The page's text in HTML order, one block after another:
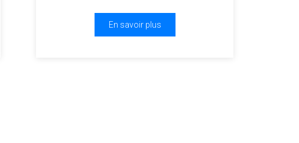
En savoir plus